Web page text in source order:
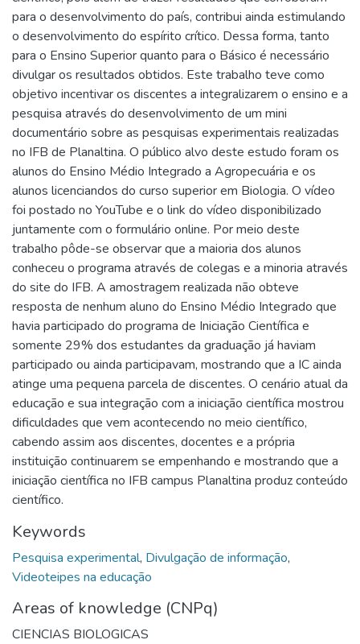
para o desenvolvimento do país, contribui ainda estimulando
o desenvolvimento do espírito crítico. Dessa forma, tanto
para o Ensino Superior quanto para o Básico é necessário
divulgar os resultados obtidos. Este trabalho teve como
objetivo incentivar os discentes a integralizarem o ensino e a
pesquisa através do desenvolvimento de um mini
documentário sobre as pesquisas experimentais realizadas
no IFB de Planaltina. O público alvo deste estudo foram os
alunos do Ensino Médio Integrado a Agropecuária e os
alunos licenciandos do curso superior em Biologia. O vídeo
foi postado no YouTube e o link do vídeo disponibilizado
juntamente com o formulário online. Por meio deste
trabalho pôde-se observar que a maioria dos alunos
conheceu o programa através de colegas e a minoria através
do site do IFB. A amostragem realizada não obteve
resposta de nenhum aluno do Ensino Médio Integrado que
havia participado do programa de Iniciação Científica e
somente 29% dos estudantes da graduação já haviam
participado ou ainda participavam, mostrando que a IC ainda
atinge uma pequena parcela de discentes. O cenário atual da
educação e sua integração com a iniciação científica mostrou
dificuldades que vem acontecendo no meio científico,
cabendo assim aos discentes, docentes e a própria
instituição continuarem se empenhando e mostrando que a
iniciação científica no IFB campus Planaltina produz conteúdo
científico.
Keywords
Pesquisa experimental, Divulgação de informação,
Videoteipes na educação
Areas of knowledge (CNPq)
CIENCIAS BIOLOGICAS